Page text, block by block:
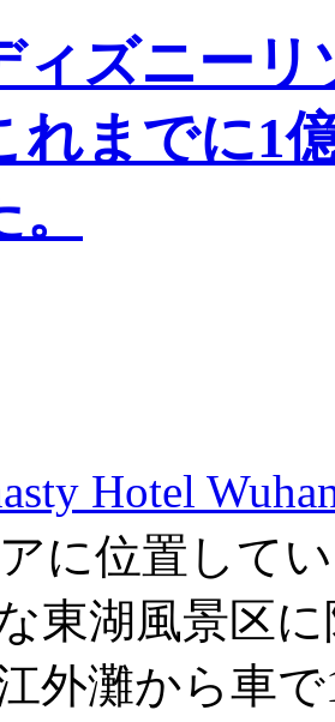
ィズニーリ
れまでに1
Hotel
に位置して
東湖風景区
外灘から車